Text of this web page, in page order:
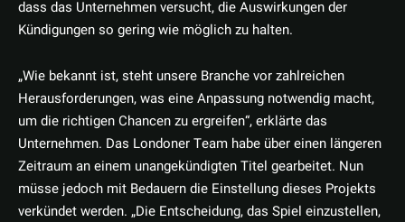
dass das Unternehmen versucht, die Auswirkungen der
Kündigungen so gering wie möglich zu halten.
„Wie bekannt ist, steht unsere Branche vor zahlreichen
Herausforderungen, was eine Anpassung notwendig macht,
um die richtigen Chancen zu ergreifen“, erklärte das
Unternehmen. Das Londoner Team habe über einen längeren
Zeitraum an einem unangekündigten Titel gearbeitet. Nun
müsse jedoch mit Bedauern die Einstellung dieses Projekts
verkündet werden. „Die Entscheidung, das Spiel einzustellen,